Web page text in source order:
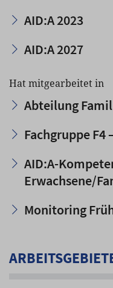
AID:A 2023
AID:A 2027
Hat mitgearbeitet in
Abteilung
Fachgruppe F4
AID:A-
Erwachsene/
Monitoring